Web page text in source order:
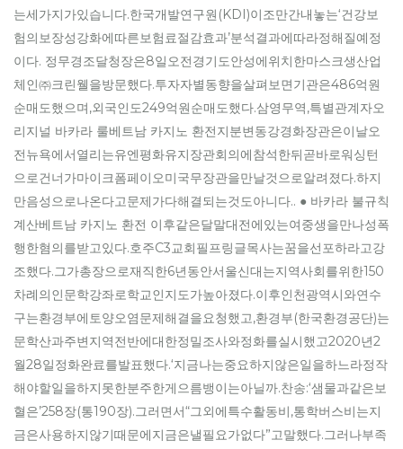
는세가지가있습니다.한국개발연구원(KDI)이조만간내놓는‘건강보
험의보장성강화에따른보험료절감효과’분석결과에따라정해질예정
이다. 정무경조달청장은8일오전경기도안성에위치한마스크생산업
체인㈜크린웰을방문했다.투자자별동향을살펴보면기관은486억원
순매도했으며,외국인도249억원순매도했다.삼영무역,특별관계자오
리지널 바카라 룰베트남 카지노 환전지분변동강경화장관은이날오
전뉴욕에서열리는유엔평화유지장관회의에참석한뒤곧바로워싱턴
으로건너가마이크폼페이오미국무장관을만날것으로알려졌다.하지
만음성으로나온다고문제가다해결되는것도아니다.. ● 바카라 불규칙
계산베트남 카지노 환전 이후같은달말대전에있는여중생을만나성폭
행한혐의를받고있다.호주C3교회필프링글목사는꿈을선포하라고강
조했다.그가총장으로재직한6년동안서울신대는지역사회를위한150
차례의인문학강좌로학교인지도가높아졌다.이후인천광역시와연수
구는환경부에토양오염문제해결을요청했고,환경부(한국환경공단)는
문학산과주변지역전반에대한정밀조사와정화를실시했고2020년2
월28일정화완료를발표했다.‘지금나는중요하지않은일을하느라정작
해야할일을하지못한분주한게으름뱅이는아닐까.찬송:‘샘물과같은보
혈은’258장(통190장).그러면서“그외에특수활동비,통학버스비는지
금은사용하지않기때문에지금은낼필요가없다”고말했다.그러나부족